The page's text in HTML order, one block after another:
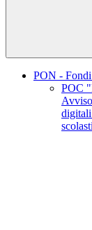
PON -
POC
digitali